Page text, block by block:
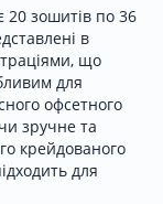
20 зошитів по 36
в
що
для
офсетного
зручне та
крейдованого
для